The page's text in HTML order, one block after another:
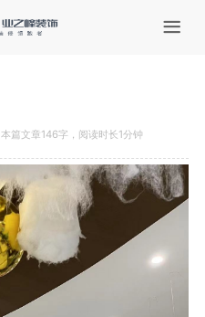
本篇文章146字，阅读时长1分钟